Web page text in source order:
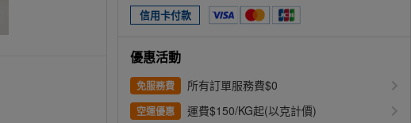
信用卡付款
優惠活動
免服務費 所有訂單服務費$0
空運優惠 運費$150/KG起(以克計價)